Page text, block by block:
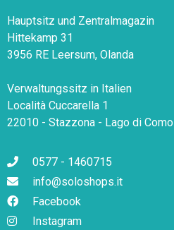
Hauptsitz und Zentralmagazin
Hittekamp 31
3956 RE Leersum, Olanda
Verwaltungssitz in Italien
Località Cuccarella 1
22010 - Stazzona - Lago di Como
0577 - 1460715
info@soloshops.it
Facebook
Instagram